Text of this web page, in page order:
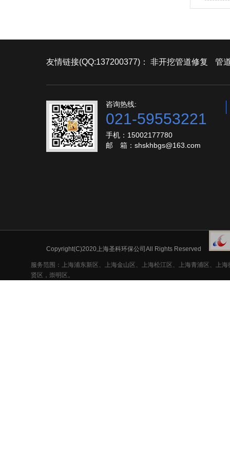
友情链接(QQ:137200377)： 非开挖管道修复 管
咨询热线:
021-59553221
手机：15002177780
邮 箱：shskhbgs@163.com
Copyright(C)2020上海圣科环保公司All Rights Reserved
服务范围：上海浦东新区、上海金山区、上海松江区、上海青浦区、上
贤区，崇明区。